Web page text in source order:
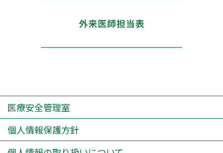
医療安全管理室
個人情報保護方針